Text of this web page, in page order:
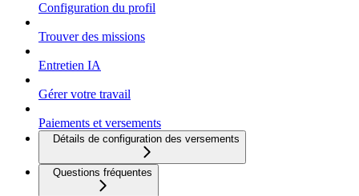
Configuration du profil
Trouver des missions
Entretien IA
Gérer votre travail
Paiements et versements
Détails de configuration des versements
Questions fréquentes